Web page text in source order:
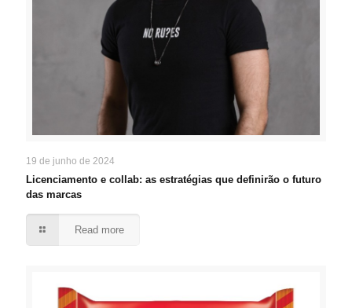
19 de junho de 2024
Licenciamento e collab: as estratégias que definirão o futuro
das marcas
Read more